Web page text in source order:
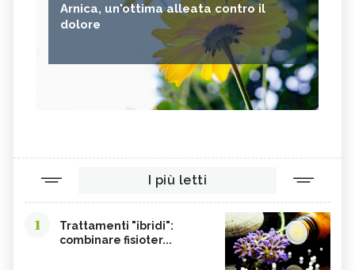
Arnica, un'ottima alleata contro il
dolore
I più letti
1
Trattamenti "ibridi":
combinare fisioter...